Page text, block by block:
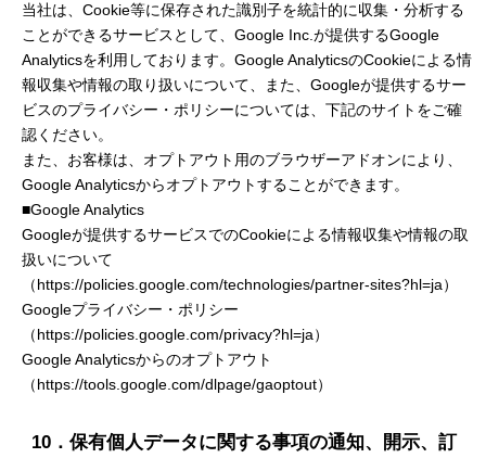
当社は、Cookie等に保存された識別子を統計的に収集・分析する
ことができるサービスとして、Google Inc.が提供するGoogle
Analyticsを利用しております。Google AnalyticsのCookieによる情
報収集や情報の取り扱いについて、また、Googleが提供するサー
ビスのプライバシー・ポリシーについては、下記のサイトをご確
認ください。
また、お客様は、オプトアウト用のブラウザーアドオンにより、
Google Analyticsからオプトアウトすることができます。
■Google Analytics
Googleが提供するサービスでのCookieによる情報収集や情報の取
扱いについて
（https://policies.google.com/technologies/partner-sites?hl=ja）
Googleプライバシー・ポリシー
（https://policies.google.com/privacy?hl=ja）
Google Analyticsからのオプトアウト
（https://tools.google.com/dlpage/gaoptout）
10．保有個人データに関する事項の通知、開示、訂